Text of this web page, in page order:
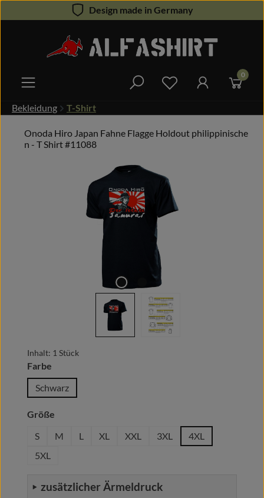
Zum Hauptinhalt springenDesign made in Germany
Du hast 0 0
Bekleidung T-Shirt
Onoda Hiro Japan Fahne Flagge Holdout philippinische
n - T Shirt #11088
Bildergalerie überspringen
Inhalt: 1 Stück
Farbe
Schwarz
Größe
S
M L XL XXL 3XL
4XL
5XL
zusätzlicher Ärmeldruck